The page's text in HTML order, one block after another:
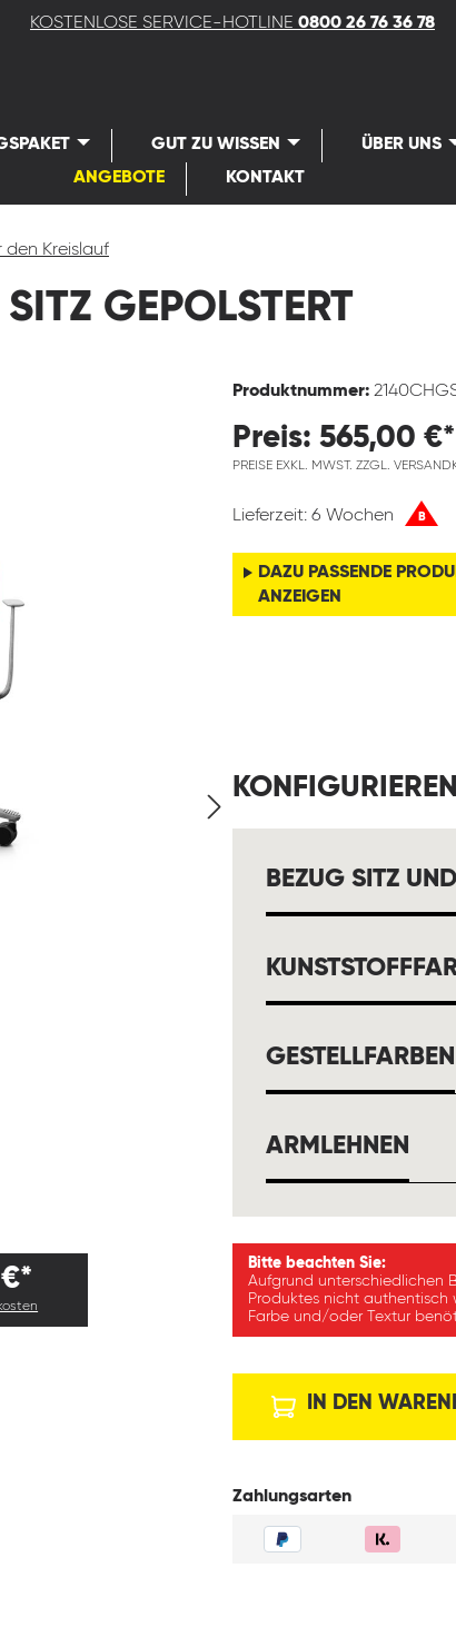
KOSTENLOSE SERVICE-HOTLINE 0800 26 76 36 78
GUT ZU WISSEN ÜBER UNS
ANGEBOTE
KONTAKT
den Kreislauf
GEPOLSTERT
Produktnummer:
Preis: 565,00 €*
PREISE EXKL. MWST. ZZGL.
Lieferzeit: 6 Wochen B
DAZU PASSENDE
ANZEIGEN
BEZUG SITZ
GESTELLFARBEN
ARMLEHNEN
Bitte beachten Sie:
Aufgrund unterschiedlichen
Produktes nicht authentisch
Farbe und/oder Textur
IN DEN
Zahlungsarten